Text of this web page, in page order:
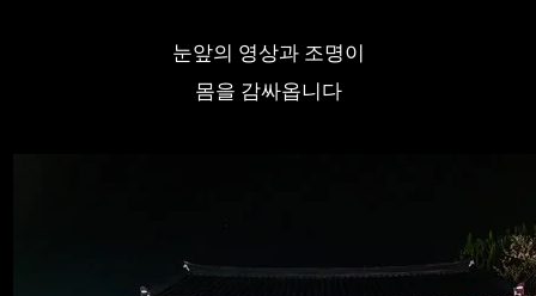
눈앞의 영상과 조명이
몸을 감싸옵니다